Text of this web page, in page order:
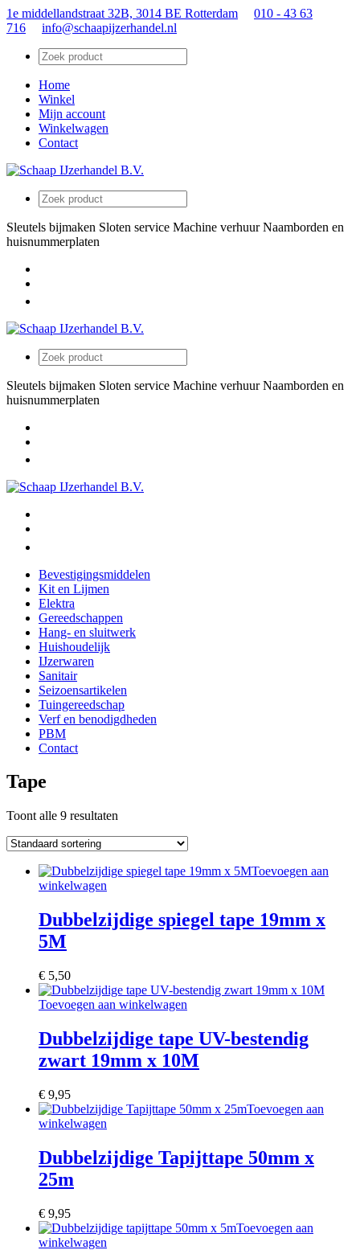
1e middellandstraat 32B, 3014 BE Rotterdam
010 - 43 63
716
info@schaapijzerhandel.nl
Home
Winkel
Mijn account
Winkelwagen
Contact
Sleutels bijmaken Sloten service Machine verhuur Naamborden en
huisnummerplaten
Sleutels bijmaken Sloten service Machine verhuur Naamborden en
huisnummerplaten
Bevestigingsmiddelen
Kit en Lijmen
Elektra
Gereedschappen
Hang- en sluitwerk
Huishoudelijk
IJzerwaren
Sanitair
Seizoensartikelen
Tuingereedschap
Verf en benodigdheden
PBM
Contact
Tape
Toont alle 9 resultaten
Toevoegen aan
winkelwagen
Dubbelzijdige spiegel tape 19mm x
5M
€ 5,50
Toevoegen aan winkelwagen
Dubbelzijdige tape UV-bestendig
zwart 19mm x 10M
€ 9,95
Toevoegen aan
winkelwagen
Dubbelzijdige Tapijttape 50mm x
25m
€ 9,95
Toevoegen aan
winkelwagen